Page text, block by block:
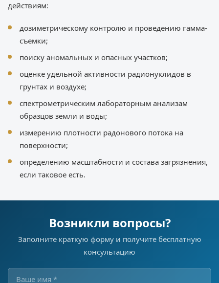
действиям:
дозиметрическому контролю и проведению гамма-
съемки;
поиску аномальных и опасных участков;
оценке удельной активности радионуклидов в
грунтах и воздухе;
спектрометрическим лабораторным анализам
образцов земли и воды;
измерению плотности радонового потока на
поверхности;
определению масштабности и состава загрязнения,
если таковое есть.
Возникли вопросы?
Заполните краткую форму и получите бесплатную
консультацию